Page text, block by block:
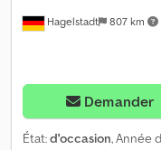
Hagelstadt 807 km
Demander
État:d'occasion, Année